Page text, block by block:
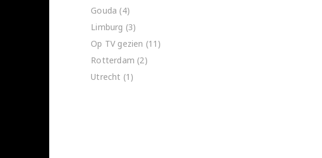
Gouda (4)
Limburg (3)
Op TV gezien (11)
Rotterdam (2)
Utrecht (1)